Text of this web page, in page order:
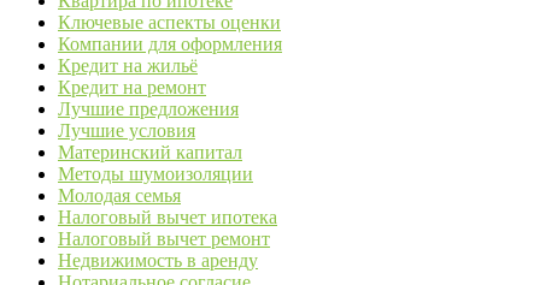
Ключевые аспекты оценки
Компании для оформления
Кредит на жильё
Кредит на ремонт
Лучшие предложения
Лучшие условия
Материнский капитал
Методы шумоизоляции
Молодая семья
Налоговый вычет ипотека
Налоговый вычет ремонт
Недвижимость в аренду